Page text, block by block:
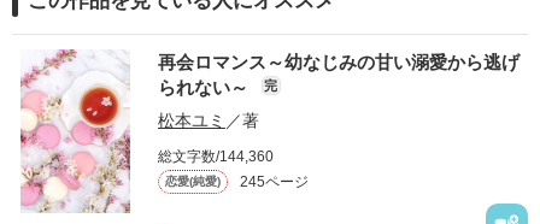
再会ロマンス～幼なじみの甘い溺愛から逃げ
られない～
完
松本ユミ ／著
総文字数/144,360
恋愛(純愛) 245ページ